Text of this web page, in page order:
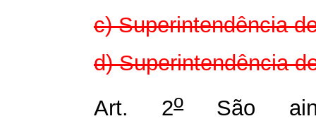
c) Superintendência
d) Superintendência
Art. 2oSão